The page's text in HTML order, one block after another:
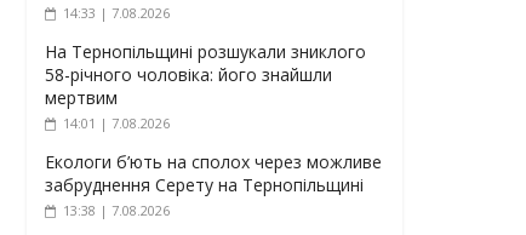
14:33 | 7.08.2026
На Тернопільщині розшукали зниклого
58-річного чоловіка: його знайшли
мертвим
14:01 | 7.08.2026
Екологи б’ють на сполох через можливе
забруднення Серету на Тернопільщині
13:38 | 7.08.2026